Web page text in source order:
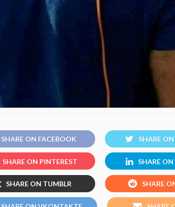
SHARE ON FACEBOOK SHARE
SHARE ON PINTEREST SHARE
SHARE ON TUMBLR SHARE